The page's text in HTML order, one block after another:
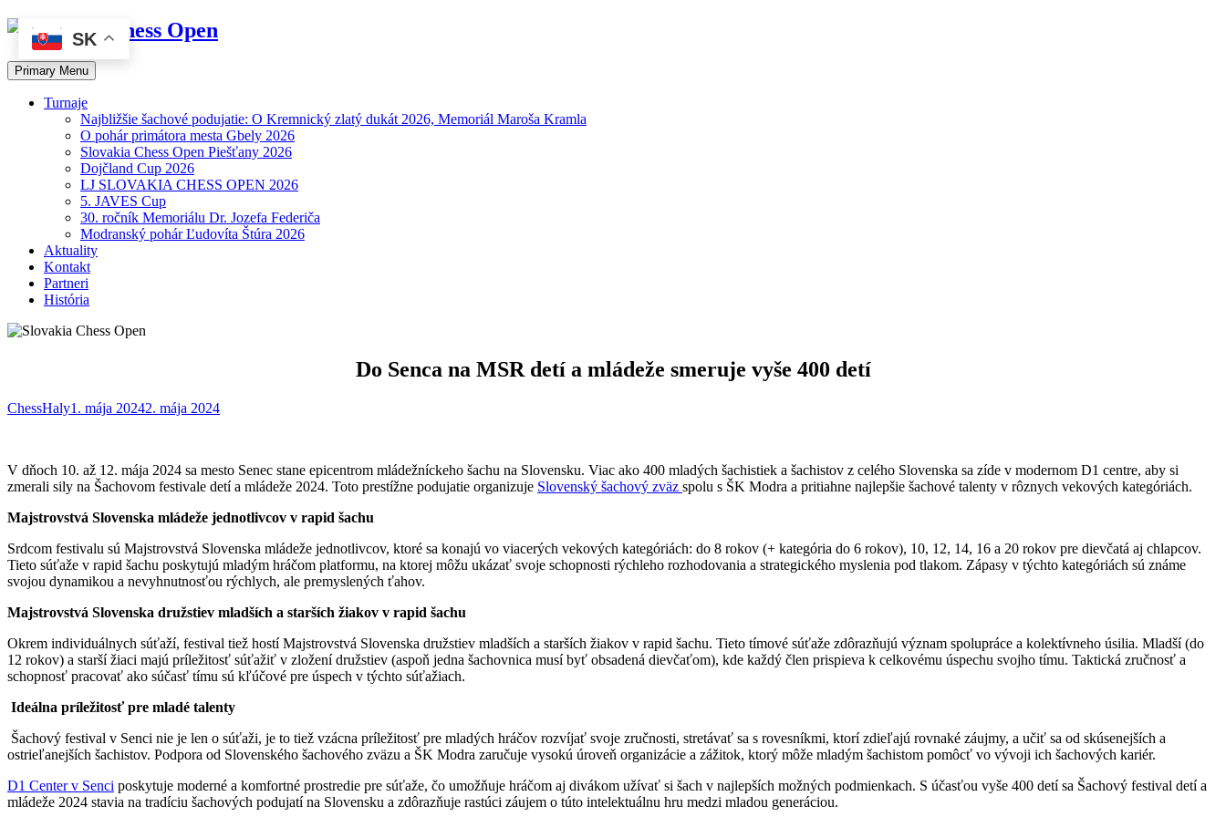
Skip
content
Primary Menu
Turnaje
Najbližšie šachové podujatie: O Kremnický zlatý dukát 2026, Memoriál Maroša Kramla
O pohár primátora mesta Gbely 2026
Slovakia Chess Open Piešťany 2026
Dojčland Cup 2026
LJ SLOVAKIA CHESS OPEN 2026
5. JAVES Cup
30. ročník Memoriálu Dr. Jozefa Federiča
Modranský pohár Ľudovíta Štúra 2026
Aktuality
Kontakt
Partneri
História
Do Senca na MSR detí a mládeže smeruje vyše 400 detí
ChessHaly1. mája 20242. mája 2024
V dňoch 10. až 12. mája 2024 sa mesto Senec stane epicentrom mládežníckeho šachu na Slovensku. Viac ako 400 mladých šachistiek a šachistov z celého Slovenska sa zíde v modernom D1 centre, aby si
zmerali sily na Šachovom festivale detí a mládeže 2024. Toto prestížne podujatie organizuje Slovenský šachový zväz spolu s ŠK Modra a pritiahne najlepšie šachové talenty v rôznych vekových kategóriách.
Majstrovstvá Slovenska mládeže jednotlivcov v rapid šachu
Srdcom festivalu sú Majstrovstvá Slovenska mládeže jednotlivcov, ktoré sa konajú vo viacerých vekových kategóriách: do 8 rokov (+ kategória do 6 rokov), 10, 12, 14, 16 a 20 rokov pre dievčatá aj chlapcov.
Tieto súťaže v rapid šachu poskytujú mladým hráčom platformu, na ktorej môžu ukázať svoje schopnosti rýchleho rozhodovania a strategického myslenia pod tlakom. Zápasy v týchto kategóriách sú známe
svojou dynamikou a nevyhnutnosťou rýchlych, ale premyslených ťahov.
Majstrovstvá Slovenska družstiev mladších a starších žiakov v rapid šachu
Okrem individuálnych súťaží, festival tiež hostí Majstrovstvá Slovenska družstiev mladších a starších žiakov v rapid šachu. Tieto tímové súťaže zdôrazňujú význam spolupráce a kolektívneho úsilia. Mladší (do
12 rokov) a starší žiaci majú príležitosť súťažiť v zložení družstiev (aspoň jedna šachovnica musí byť obsadená dievčaťom), kde každý člen prispieva k celkovému úspechu svojho tímu. Taktická zručnosť a
schopnosť pracovať ako súčasť tímu sú kľúčové pre úspech v týchto súťažiach.
Ideálna príležitosť pre mladé talenty
Šachový festival v Senci nie je len o súťaži, je to tiež vzácna príležitosť pre mladých hráčov rozvíjať svoje zručnosti, stretávať sa s rovesníkmi, ktorí zdieľajú rovnaké záujmy, a učiť sa od skúsenejších a
ostrieľanejších šachistov. Podpora od Slovenského šachového zväzu a ŠK Modra zaručuje vysokú úroveň organizácie a zážitok, ktorý môže mladým šachistom pomôcť vo vývoji ich šachových kariér.
D1 Center v Senci poskytuje moderné a komfortné prostredie pre súťaže, čo umožňuje hráčom aj divákom užívať si šach v najlepších možných podmienkach. S účasťou vyše 400 detí sa Šachový festival detí a
mládeže 2024 stavia na tradíciu šachových podujatí na Slovensku a zdôrazňuje rastúci záujem o túto intelektuálnu hru medzi mladou generáciou.
SK